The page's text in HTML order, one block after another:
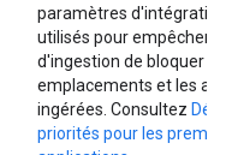
paramètres
utilisés pour empêcher
d'ingestion de bloquer
emplacements et les
ingérées. Consultez
priorités pour les